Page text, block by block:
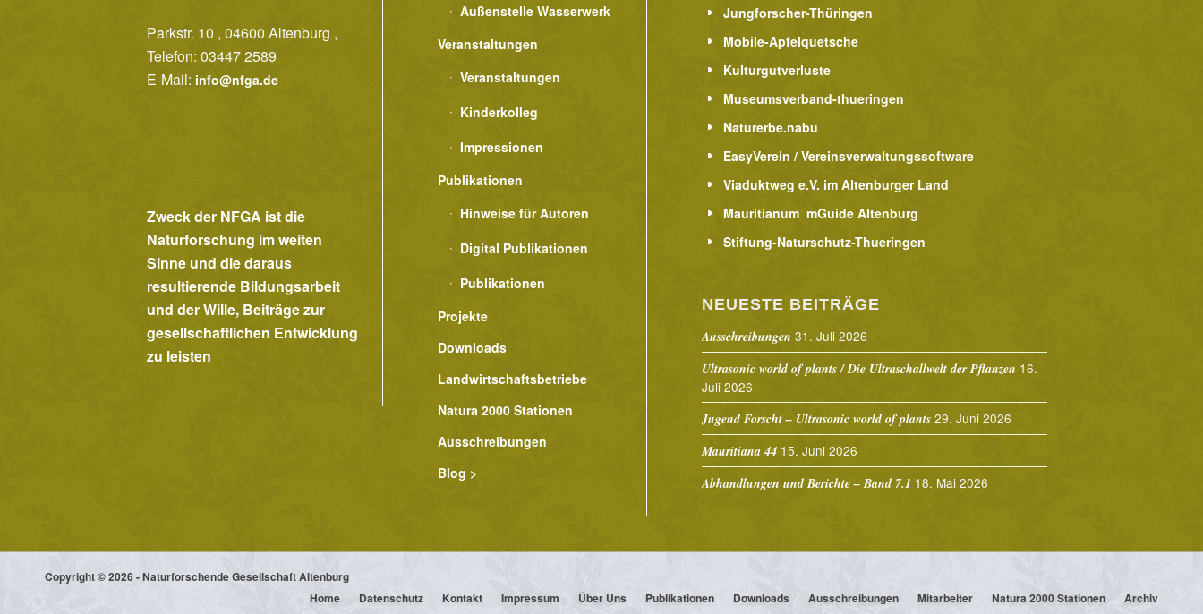
Parkstr. 10 , 04600 Altenburg ,
Telefon: 03447 2589
E-Mail: info@nfga.de
Zweck der NFGA ist die
Naturforschung im weiten
Sinne und die daraus
resultierende Bildungsarbeit
und der Wille, Beiträge zur
gesellschaftlichen Entwicklung
zu leisten
Außenstelle Wasserwerk
Veranstaltungen
Veranstaltungen
Kinderkolleg
Impressionen
Publikationen
Hinweise für Autoren
Digital Publikationen
Publikationen
Projekte
Downloads
Landwirtschaftsbetriebe
Natura 2000 Stationen
Ausschreibungen
Blog >
Jungforscher-Thüringen
Mobile-Apfelquetsche
Kulturgutverluste
Museumsverband-thueringen
Naturerbe.nabu
EasyVerein / Vereinsverwaltungssoftware
Viaduktweg e.V. im Altenburger Land
Mauritianum mGuide Altenburg
Stiftung-Naturschutz-Thueringen
NEUESTE BEITRÄGE
Ausschreibungen 31. Juli 2026
Ultrasonic world of plants / Die Ultraschallwelt der Pflanzen 16.
Juli 2026
Jugend Forscht – Ultrasonic world of plants 29. Juni 2026
Mauritiana 44 15. Juni 2026
Abhandlungen und Berichte – Band 7.1 18. Mai 2026
Copyright © 2026 - Naturforschende Gesellschaft Altenburg
Home
Datenschutz Kontakt Impressum Über Uns Publikationen Downloads Ausschreibungen Mitarbeiter Natura 2000 Stationen Archiv